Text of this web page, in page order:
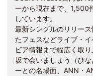
ーから現在まで、1,500
しています。
最新シングルのリリー
たフェスなどライブ・
ビア情報まで幅広く取
坂で会いましょう（ひ
ーとの名場面、ANN・